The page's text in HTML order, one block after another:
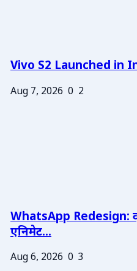
Vivo S2 Launched in
Aug 7, 2026 0 2
WhatsApp Redesign:
एनिमेट...
Aug 6, 2026 0 3